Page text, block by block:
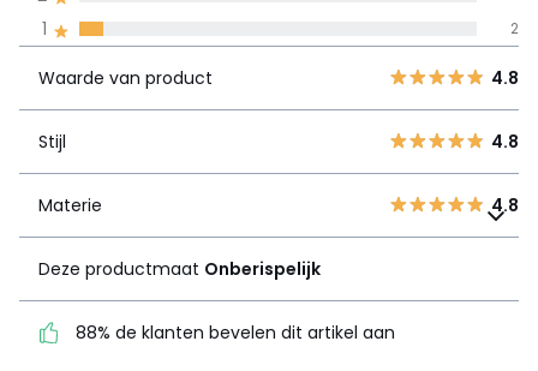
1
2 0
3
4 7
4.8
Deze productmaat
dit artikel aan
1 2
Waarde van product 4.8
Stijl 4.8
Materie 4.8
Deze productmaat Onberispelijk
88% de klanten bevelen dit artikel aan